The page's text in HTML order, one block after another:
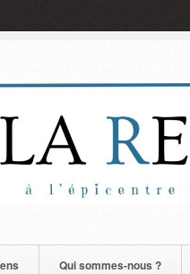
Qui sommes-nous ?